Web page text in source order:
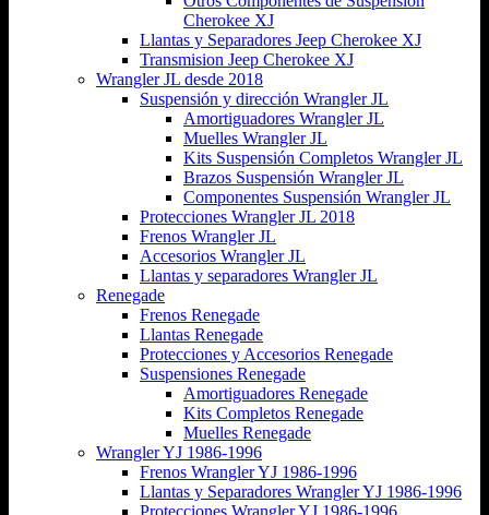
Cherokee XJ
Llantas y Separadores Jeep Cherokee XJ
Transmision Jeep Cherokee XJ
Wrangler JL desde 2018
Suspensión y dirección Wrangler JL
Amortiguadores Wrangler JL
Muelles Wrangler JL
Kits Suspensión Completos Wrangler JL
Brazos Suspensión Wrangler JL
Componentes Suspensión Wrangler JL
Protecciones Wrangler JL 2018
Frenos Wrangler JL
Accesorios Wrangler JL
Llantas y separadores Wrangler JL
Renegade
Frenos Renegade
Llantas Renegade
Protecciones y Accesorios Renegade
Suspensiones Renegade
Amortiguadores Renegade
Kits Completos Renegade
Muelles Renegade
Wrangler YJ 1986-1996
Frenos Wrangler YJ 1986-1996
Llantas y Separadores Wrangler YJ 1986-1996